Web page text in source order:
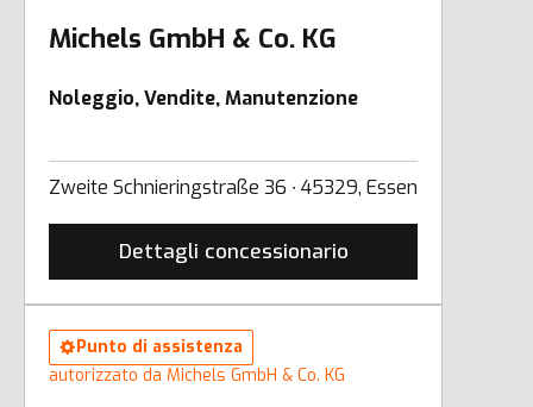
Michels GmbH & Co. KG
Noleggio, Vendite, Manutenzione
Zweite Schnieringstraße 36 ∙ 45329, Essen
Dettagli concessionario
Punto di assistenza
autorizzato da Michels GmbH & Co. KG